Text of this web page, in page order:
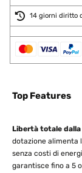
14 giorni diritto
Top Features
Libertà totale
dotazione alimenta
senza costi di
garantisce fino a 5